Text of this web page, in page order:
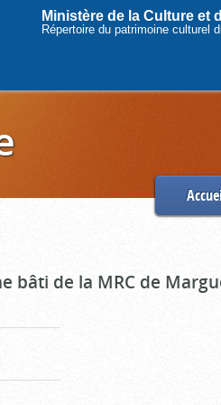
Ministère de la Culture et
Répertoire du patrimoine culturel
bâti de la MRC de